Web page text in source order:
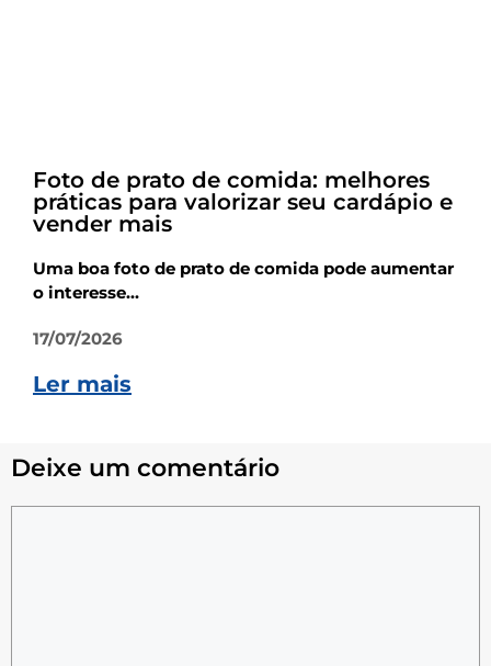
Foto de prato de comida: melhores
práticas para valorizar seu cardápio e
vender mais
Uma boa foto de prato de comida pode aumentar
o interesse...
17/07/2026
Ler mais
Deixe um comentário